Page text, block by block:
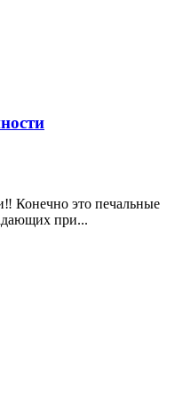
Конечно это печальные
при...